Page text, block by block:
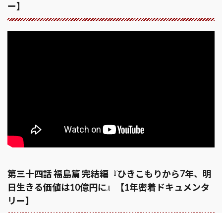
ー】
第三十四話 福島篇 完結編『ひきこもりから7年、明
日生きる価値は10億円に』【1年密着ドキュメンタ
リー】